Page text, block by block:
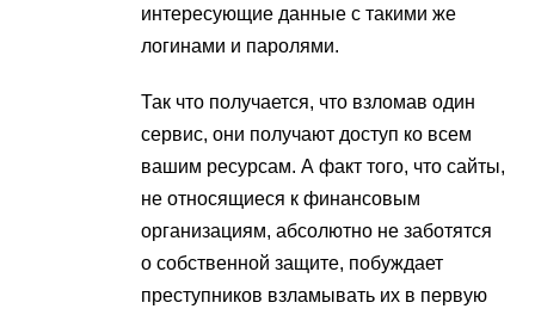
интересующие данные с такими же
логинами и паролями.
Так что получается, что взломав один
сервис, они получают доступ ко всем
вашим ресурсам. А факт того, что сайты,
не относящиеся к финансовым
организациям, абсолютно не заботятся
о собственной защите, побуждает
преступников взламывать их в первую